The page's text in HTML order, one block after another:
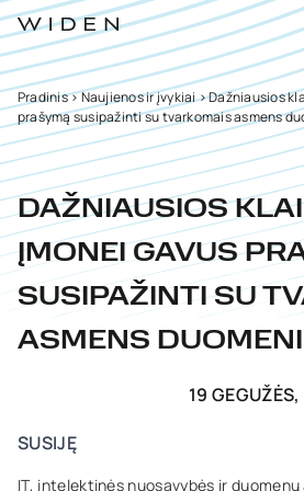
Pradinis>Naujienos ir įvykiai>Dažniausios
prašymą susipažinti su tvarkomais asmens
DAŽNIAUSIOS
ĮMONEI GAVUS
SUSIPAŽINTI SU
ASMENS
19
SUSIJĘ
IT, intelektinės nuosavybės ir